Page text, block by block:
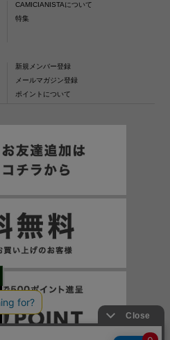
CAMICIANISTAについて
特集
新規メンバー登録
メールマガジン登録
ポイントについて